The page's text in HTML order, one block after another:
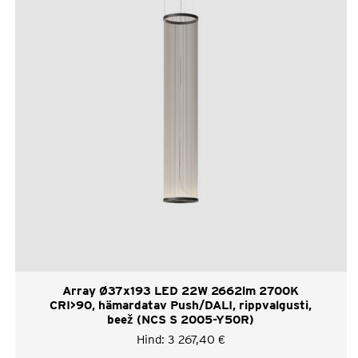
Array Ø37x193 LED 22W 2662lm 2700K
CRI>90, hämardatav Push/DALI, rippvalgusti,
beež (NCS S 2005-Y50R)
Hind: 3 267,40 €